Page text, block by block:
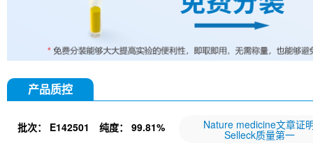
产品质控
批次： E142501 纯度： 99.81% Nature medicine文章证
Selleck质量第一